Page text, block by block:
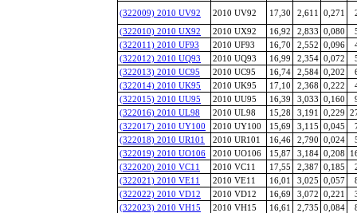
(322009) 2010 UV92
2010 UV92 17,30 2,611 0,271
(322010) 2010 UX92
2010 UX92 16,92 2,833 0,080
(322011) 2010 UF93
2010 UF93 16,70 2,552 0,096
(322012) 2010 UQ93
2010 UQ93 16,99 2,354 0,072
(322013) 2010 UC95
2010 UC95 16,74 2,584 0,202
(322014) 2010 UK95
2010 UK95 17,10 2,368 0,222
(322015) 2010 UU95
2010 UU95 16,39 3,033 0,160
(322016) 2010 UL98
2010 UL98 15,28 3,191 0,229
(322017) 2010 UY100
2010 UY100 15,69 3,115 0,045
(322018) 2010 UR101
2010 UR101 16,46 2,790 0,024
(322019) 2010 UO106
2010 UO106 15,87 3,184 0,208
(322020) 2010 VC11
2010 VC11 17,55 2,387 0,185
(322021) 2010 VE11
2010 VE11 16,01 3,025 0,057
(322022) 2010 VD12
2010 VD12 16,69 3,072 0,221
(322023) 2010 VH15
2010 VH15 16,61 2,735 0,084